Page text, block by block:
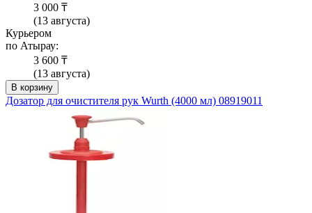
3 000 ₸
(13 августа)
Курьером
по Атырау:
3 600 ₸
(13 августа)
В корзину
Дозатор для очистителя рук Wurth (4000 мл) 08919011